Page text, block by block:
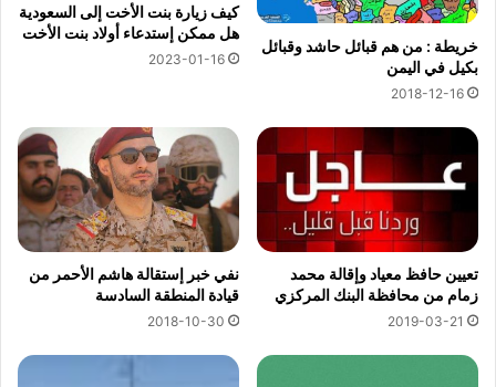
خريطة : من هم قبائل حاشد وقبائل
بكيل في اليمن
2018-12-16
كيف زيارة بنت الأخت إلى السعودية
هل ممكن إستدعاء أولاد بنت الأخت
2023-01-16
تعيين حافظ معياد وإقالة محمد
زمام من محافظة البنك المركزي
2019-03-21
نفي خبر إستقالة هاشم الأحمر من
قيادة المنطقة السادسة
2018-10-30